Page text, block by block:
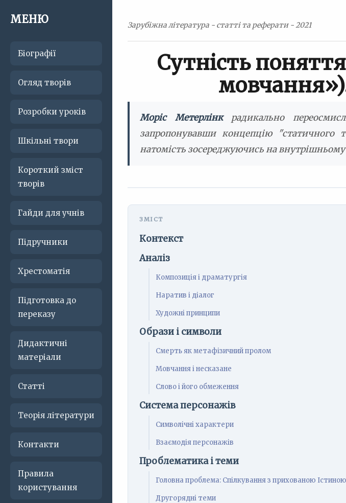
МЕНЮ
Біографії
Огляд творів
Розробки уроків
Шкільні твори
Короткий зміст
творів
Гайди для учнів
Підручники
Хрестоматія
Підготовка до
переказу
Дидактичні
матеріали
Статті
Теорія літератури
Контакти
Правила
користування
Зарубіжна література - статті та реферати - 2021
Сутність
Моріс Метерлінкрадикально
запропонувавши концепцію "статичного
натомість зосереджуючись на
Контекст
Аналіз
Композиція і драматургія
Наратив і діалог
Художні принципи
Образи і символи
Смерть як метафізичний пролом
Мовчання і несказане
Слово і його обмеження
Система персонажів
Символічні характери
Взаємодія персонажів
Проблематика і теми
Головна проблема: Спілкування з прихованою Істиною
Другорядні теми